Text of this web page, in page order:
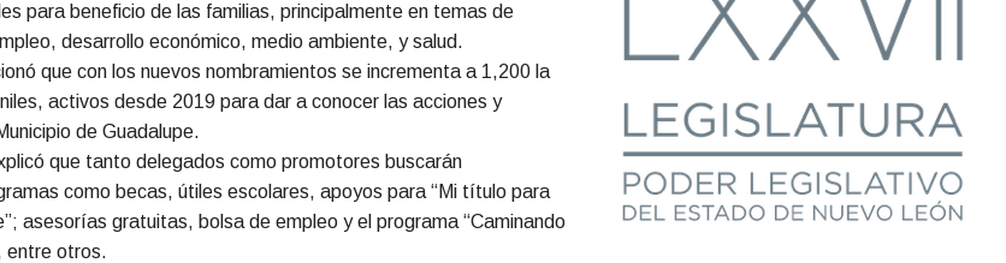
para beneficio de las familias, principalmente en temas de
desarrollo económico, medio ambiente, y salud.
que con los nuevos nombramientos se incrementa a 1,200 la
activos desde 2019 para dar a conocer las acciones y
de Guadalupe.
que tanto delegados como promotores buscarán
como becas, útiles escolares, apoyos para “Mi título para
asesorías gratuitas, bolsa de empleo y el programa “Caminando
entre otros.